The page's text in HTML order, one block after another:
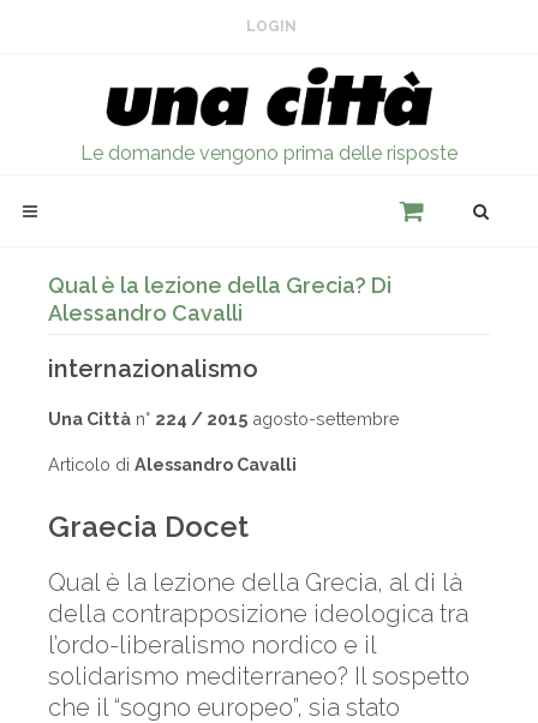
LOGIN
Le domande vengono prima delle risposte
Qual è la lezione della Grecia? Di
Alessandro Cavalli
internazionalismo
Una Città n° 224 / 2015 agosto-settembre
Articolo di Alessandro Cavalli
Graecia Docet
Qual è la lezione della Grecia, al di là
della contrapposizione ideologica tra
l’ordo-liberalismo nordico e il
solidarismo mediterraneo? Il sospetto
che il “sogno europeo”, sia stato